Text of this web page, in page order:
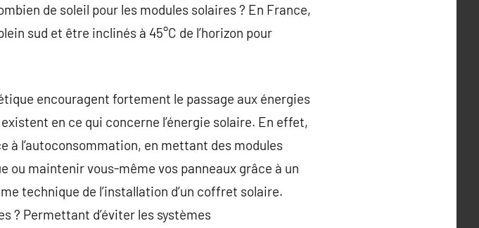
de soleil pour les modules solaires ? En France,
sud et être inclinés à 45°C de l’horizon pour
encouragent fortement le passage aux énergies
en ce qui concerne l’énergie solaire. En effet,
à l’autoconsommation, en mettant des modules
ou maintenir vous-même vos panneaux grâce à un
technique de l’installation d’un coffret solaire.
? Permettant d’éviter les systèmes